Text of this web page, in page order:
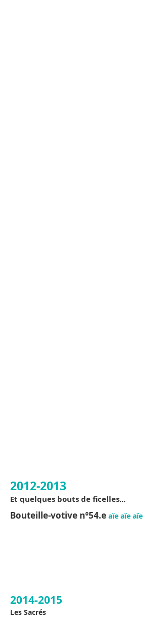
2012-2013
Et quelques bouts de ficelles...
Bouteille-votive n°54.e aïe aïe aïe
2014-2015
Les Sacrés